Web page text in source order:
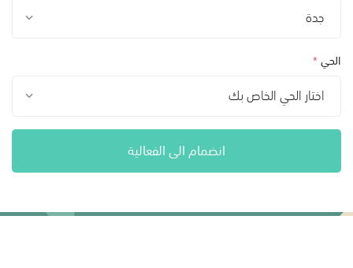
جدة
الحي*
اختار الحي الخاص بك
انضمام الى الفعالية